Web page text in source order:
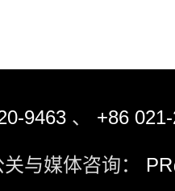
9463 、 +86
与媒体咨询：